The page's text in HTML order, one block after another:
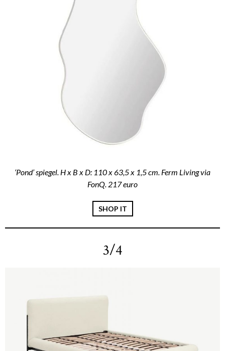
‘Pond’ spiegel. H x B x D: 110 x 63,5 x 1,5 cm. Ferm Living via
FonQ. 217 euro
SHOP IT
3/4